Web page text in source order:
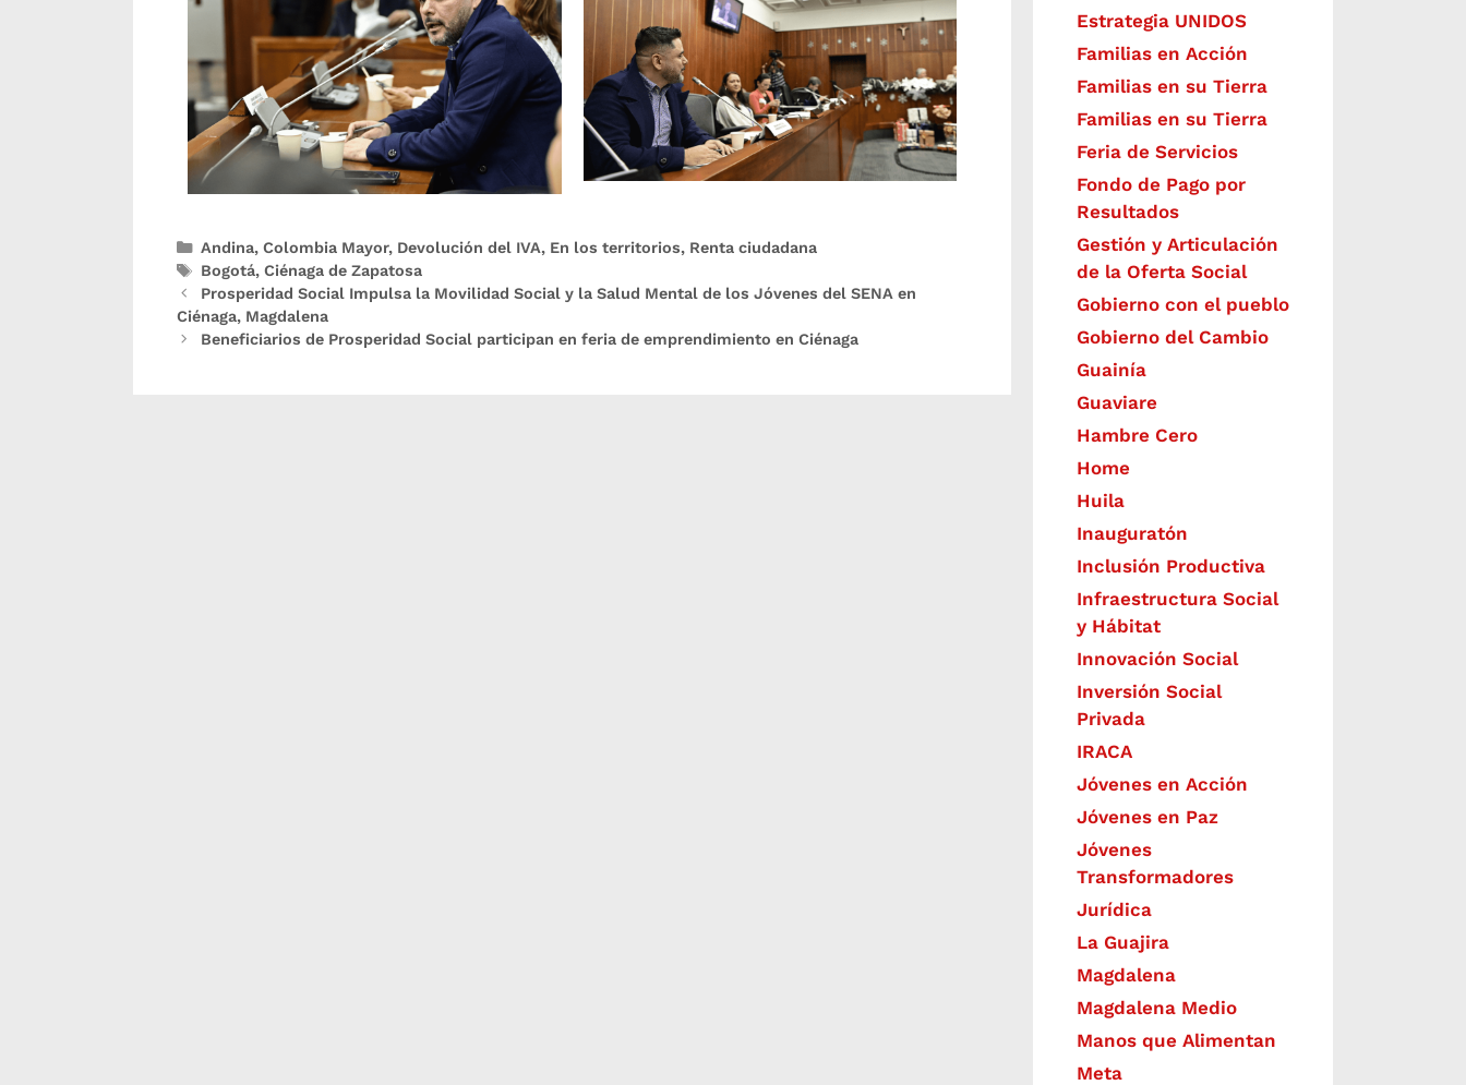
Andina, Colombia Mayor, Devolución del IVA, En los territorios, Renta ciudadana
Bogotá, Ciénaga de Zapatosa
Prosperidad Social Impulsa la Movilidad Social y la Salud Mental de los Jóvenes del SENA en
Ciénaga, Magdalena
Beneficiarios de Prosperidad Social participan en feria de emprendimiento en Ciénaga
Estrategia UNIDOS
Familias en Acción
Familias en su Tierra
Familias en su Tierra
Feria de Servicios
Fondo de Pago por
Resultados
Gestión y Articulación
de la Oferta Social
Gobierno con el pueblo
Gobierno del Cambio
Guainía
Guaviare
Hambre Cero
Home
Huila
Inauguratón
Inclusión Productiva
Infraestructura Social
y Hábitat
​Innovación Social
Inversión Social
Privada
IRACA
Jóvenes en Acción
Jóvenes en Paz
Jóvenes
Transformadores
Jurídica
La Guajira
Magdalena
Magdalena Medio
Manos que Alimentan
Meta